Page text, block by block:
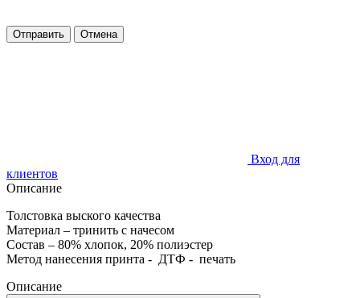
Отправить Отмена
Вход для
клиентов
Описание
Толстовка выского качества
Материал – тринить с начесом
Состав – 80% хлопок, 20% полиэстер
Метод нанесения принта - ДТФ - печать
Описание